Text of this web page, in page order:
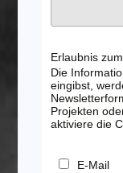
Erlaubnis
Die
eingibst,
Projekten
aktiviere die
E-Mail